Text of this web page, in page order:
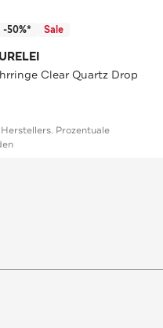
-50%* Sale
Clear Quartz Drop
Prozentuale